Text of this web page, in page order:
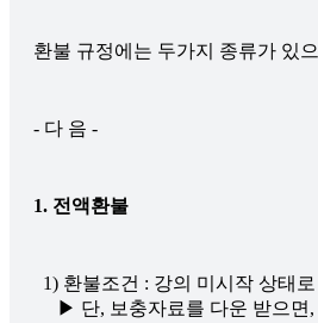
환불 규정에는 두가지 종류가 있
1. 전액환불
1) 환불조건 : 강의 미시작 상태